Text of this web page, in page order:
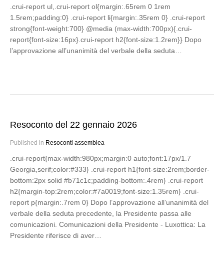
.crui-report ul,.crui-report ol{margin:.65rem 0 1rem
1.5rem;padding:0} .crui-report li{margin:.35rem 0} .crui-report
strong{font-weight:700} @media (max-width:700px){.crui-
report{font-size:16px}.crui-report h2{font-size:1.2rem}} Dopo
l’approvazione all’unanimità del verbale della seduta…
Resoconto del 22 gennaio 2026
Published in Resoconti assemblea
.crui-report{max-width:980px;margin:0 auto;font:17px/1.7
Georgia,serif;color:#333} .crui-report h1{font-size:2rem;border-
bottom:2px solid #b71c1c;padding-bottom:.4rem} .crui-report
h2{margin-top:2rem;color:#7a0019;font-size:1.35rem} .crui-
report p{margin:.7rem 0} Dopo l’approvazione all’unanimità del
verbale della seduta precedente, la Presidente passa alle
comunicazioni. Comunicazioni della Presidente - Luxottica: La
Presidente riferisce di aver…